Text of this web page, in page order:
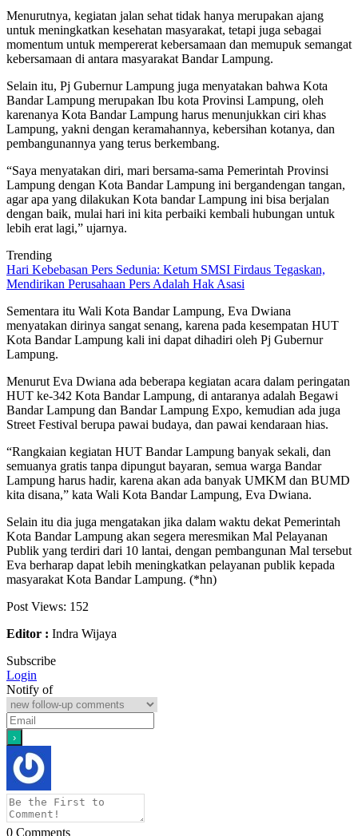
Menurutnya, kegiatan jalan sehat tidak hanya merupakan ajang
untuk meningkatkan kesehatan masyarakat, tetapi juga sebagai
momentum untuk mempererat kebersamaan dan memupuk semangat
kebersamaan di antara masyarakat Bandar Lampung.
Selain itu, Pj Gubernur Lampung juga menyatakan bahwa Kota
Bandar Lampung merupakan Ibu kota Provinsi Lampung, oleh
karenanya Kota Bandar Lampung harus menunjukkan ciri khas
Lampung, yakni dengan keramahannya, kebersihan kotanya, dan
pembangunannya yang terus berkembang.
“Saya menyatakan diri, mari bersama-sama Pemerintah Provinsi
Lampung dengan Kota Bandar Lampung ini bergandengan tangan,
agar apa yang dilakukan Kota bandar Lampung ini bisa berjalan
dengan baik, mulai hari ini kita perbaiki kembali hubungan untuk
lebih erat lagi,” ujarnya.
Trending
Hari Kebebasan Pers Sedunia: Ketum SMSI Firdaus Tegaskan,
Mendirikan Perusahaan Pers Adalah Hak Asasi
Sementara itu Wali Kota Bandar Lampung, Eva Dwiana
menyatakan dirinya sangat senang, karena pada kesempatan HUT
Kota Bandar Lampung kali ini dapat dihadiri oleh Pj Gubernur
Lampung.
Menurut Eva Dwiana ada beberapa kegiatan acara dalam peringatan
HUT ke-342 Kota Bandar Lampung, di antaranya adalah Begawi
Bandar Lampung dan Bandar Lampung Expo, kemudian ada juga
Street Festival berupa pawai budaya, dan pawai kendaraan hias.
“Rangkaian kegiatan HUT Bandar Lampung banyak sekali, dan
semuanya gratis tanpa dipungut bayaran, semua warga Bandar
Lampung harus hadir, karena akan ada banyak UMKM dan BUMD
kita disana,” kata Wali Kota Bandar Lampung, Eva Dwiana.
Selain itu dia juga mengatakan jika dalam waktu dekat Pemerintah
Kota Bandar Lampung akan segera meresmikan Mal Pelayanan
Publik yang terdiri dari 10 lantai, dengan pembangunan Mal tersebut
Eva berharap dapat lebih meningkatkan pelayanan publik kepada
masyarakat Kota Bandar Lampung. (*hn)
Post Views: 152
Editor : Indra Wijaya
Subscribe
Login
Notify of
0 Comments